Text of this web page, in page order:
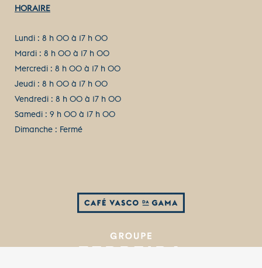
HORAIRE
Lundi : 8 h 00 à 17 h 00
Mardi : 8 h 00 à 17 h 00
Mercredi : 8 h 00 à 17 h 00
Jeudi : 8 h 00 à 17 h 00
Vendredi : 8 h 00 à 17 h 00
Samedi : 9 h 00 à 17 h 00
Dimanche : Fermé